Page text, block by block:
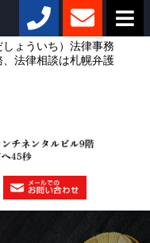
ょういち）法律事務
法律相談は札幌弁護